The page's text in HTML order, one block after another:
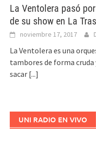
La Ventolera pasó
de su show en La
noviembre 17, 2017
La Ventolera es una
tambores de forma
sacar [...]
UNI RADIO EN VIVO